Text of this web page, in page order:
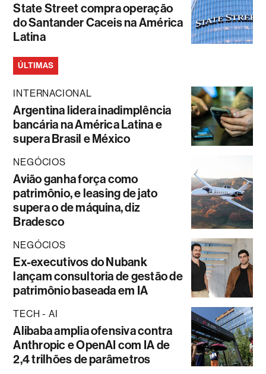
State Street compra operação
do Santander Caceis na América
Latina
ÚLTIMAS
INTERNACIONAL
Argentina lidera inadimplência
bancária na América Latina e
supera Brasil e México
NEGÓCIOS
Avião ganha força como
patrimônio, e leasing de jato
supera o de máquina, diz
Bradesco
NEGÓCIOS
Ex-executivos do Nubank
lançam consultoria de gestão de
patrimônio baseada em IA
TECH - AI
Alibaba amplia ofensiva contra
Anthropic e OpenAI com IA de
2,4 trilhões de parâmetros